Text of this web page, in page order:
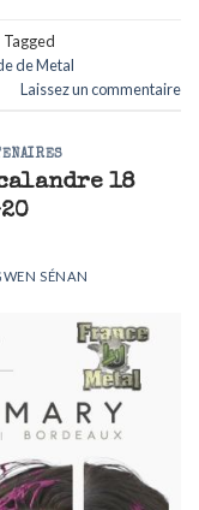
Tagged
de Metal
Laissez un commentaire
18
SÉNAN